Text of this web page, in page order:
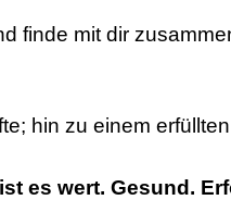
finde mit dir
hin zu einem
es wert. Gesund.